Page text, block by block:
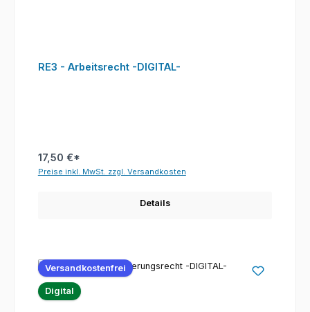
RE3 - Arbeitsrecht -DIGITAL-
17,50 €*
Preise inkl. MwSt. zzgl. Versandkosten
Details
Versandkostenfrei
Digital